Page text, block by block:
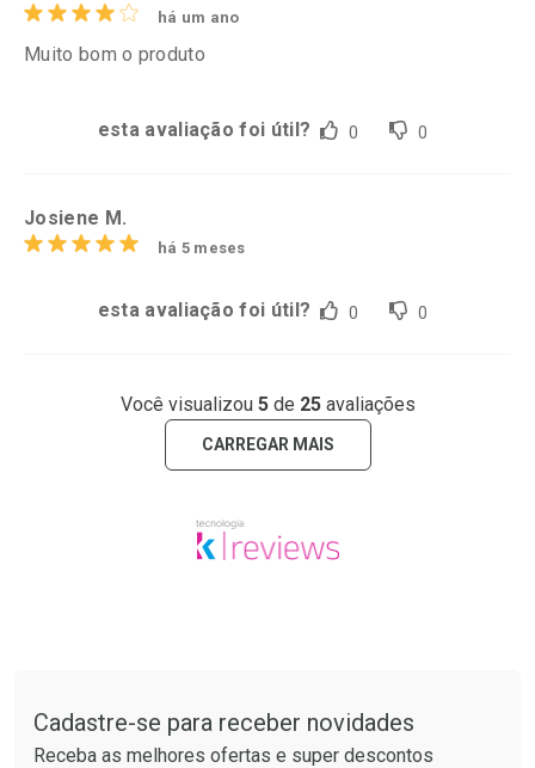
há um ano
Muito bom o produto
esta avaliação foi útil? 0 0
Josiene M.
há 5 meses
esta avaliação foi útil? 0 0
Você visualizou 5de 25avaliações
CARREGAR MAIS
Cadastre-se para receber novidades
Receba as melhores ofertas e super descontos